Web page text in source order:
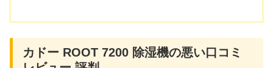
カドー ROOT 7200 除湿機の悪い口コミ